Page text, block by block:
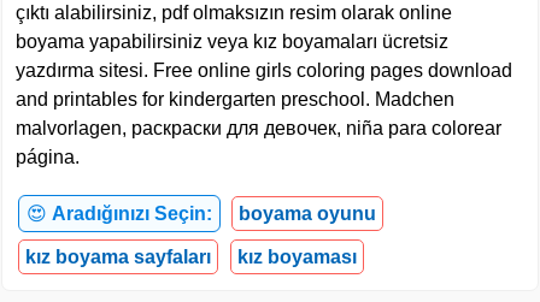
çıktı alabilirsiniz, pdf olmaksızın resim olarak online
boyama yapabilirsiniz veya kız boyamaları ücretsiz
yazdırma sitesi. Free online girls coloring pages download
and printables for kindergarten preschool. Madchen
malvorlagen, раскраски для девочек, niña para colorear
página.
😍 Aradığınızı Seçin: boyama oyunu
kız boyama sayfaları kız boyaması